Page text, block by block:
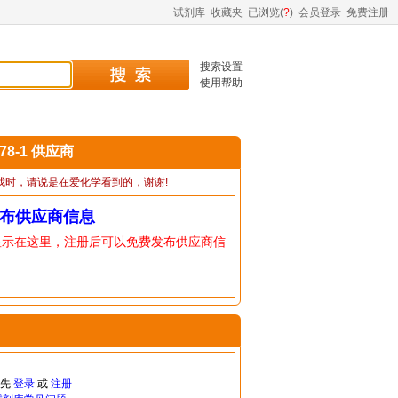
试剂库 收藏夹 已浏览(?) 会员登录 免费注册
搜索设置
使用帮助
1 供应商
时，请说是在爱化学看到的，谢谢!
供应商信息
在这里，注册后可以免费发布供应商信
登录或 注册